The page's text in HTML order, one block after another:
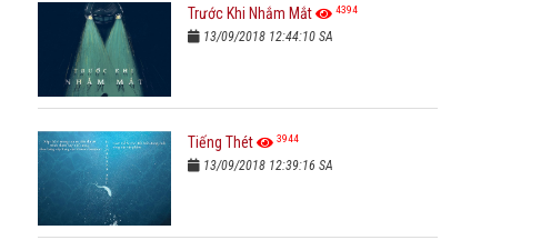
Trước Khi Nhắm Mắt 4394
13/09/2018 12:44:10 SA
Tiếng Thét 3944
13/09/2018 12:39:16 SA